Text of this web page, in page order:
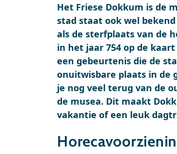
Het Friese Dokkum is de
stad staat ook wel
als de sterfplaats van de
in het jaar 754 op de
een gebeurtenis die de
onuitwisbare plaats in de
je nog veel terug van de
de musea. Dit maakt
vakantie of een leuk